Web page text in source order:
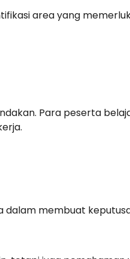
area yang
Para peserta
membuat